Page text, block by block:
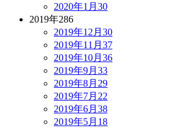
2020年1月 30
2019年286
2019年12月 30
2019年11月 37
2019年10月 36
2019年9月 33
2019年8月 29
2019年7月 22
2019年6月 38
2019年5月 18